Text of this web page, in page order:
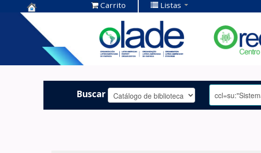
Centro de
Documentación
OLADE -
Carrito Listas
Buscar